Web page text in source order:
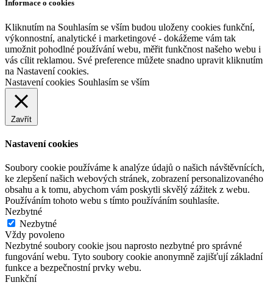
Informace o cookies
Kliknutím na Souhlasím se vším budou uloženy cookies funkční,
výkonnostní, analytické i marketingové - dokážeme vám tak
umožnit pohodlné používání webu, měřit funkčnost našeho webu i
vás cílit reklamou. Své preference můžete snadno upravit kliknutím
na Nastavení cookies.
Nastavení cookies Souhlasím se vším
Zavřít
Nastavení cookies
Soubory cookie používáme k analýze údajů o našich návštěvnících,
ke zlepšení našich webových stránek, zobrazení personalizovaného
obsahu a k tomu, abychom vám poskytli skvělý zážitek z webu.
Používáním tohoto webu s tímto používáním souhlasíte.
Nezbytné
Nezbytné
Vždy povoleno
Nezbytné soubory cookie jsou naprosto nezbytné pro správné
fungování webu. Tyto soubory cookie anonymně zajišťují základní
funkce a bezpečnostní prvky webu.
Funkční